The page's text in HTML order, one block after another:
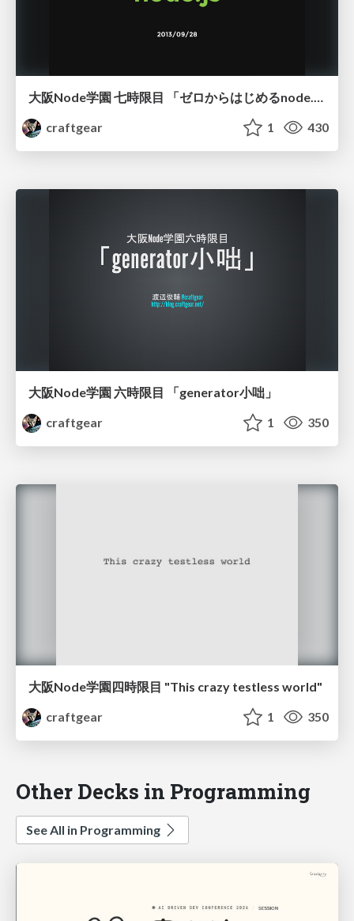
大阪Node学園 七時限目 「ゼロからはじめるnode.js」
craftgear
1 430
大阪Node学園 六時限目 「generator小咄」
craftgear
1 350
大阪Node学園四時限目 "This crazy testless world"
craftgear
1 350
Other Decks in Programming
See All in Programming